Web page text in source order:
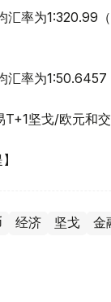
汇率为1:320.99
汇率为
坚戈/欧元和
经济 坚戈 金